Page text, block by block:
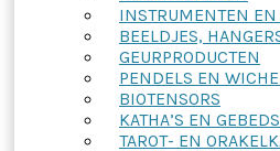
INSTRUMENTEN
BEELDJES,
GEURPRODUCTEN
PENDELS EN
BIOTENSORS
KATHA’S EN
TAROT- EN